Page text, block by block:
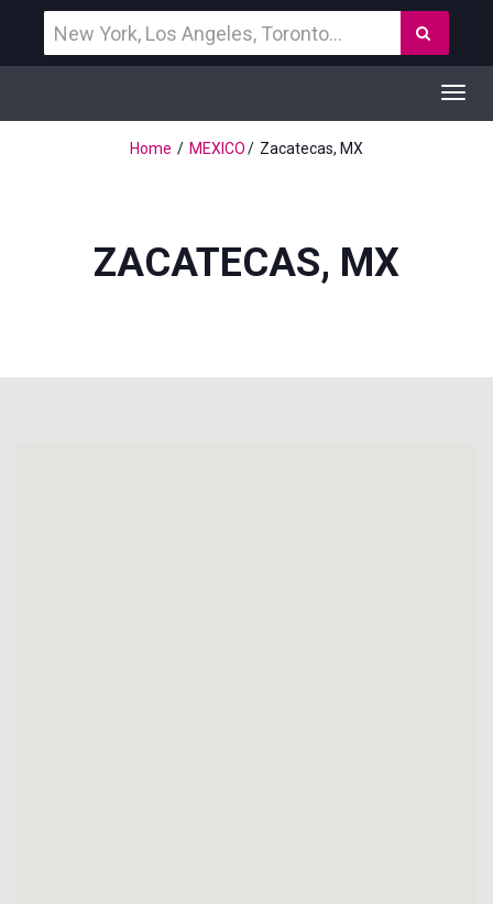
een
bestemming
Home
MEXICO Zacatecas, MX
ZACATECAS, MX